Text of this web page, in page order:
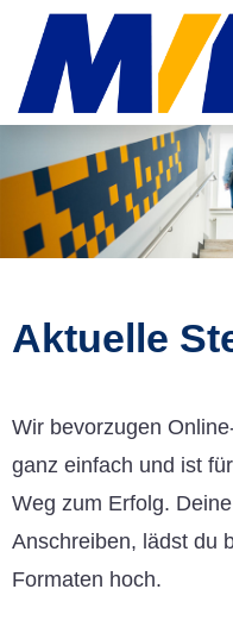
Deutsch Englisch
Stellenangebote
FAQs
Karriereseite
Aktuelle
Wir bevorzugen
ganz einfach und ist
Weg zum Erfolg.
Anschreiben, lädst du
Formaten hoch.